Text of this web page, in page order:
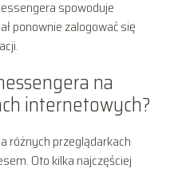
spowoduje
ponownie zalogować się
na
internetowych?
różnych przeglądarkach
Oto kilka najczęściej